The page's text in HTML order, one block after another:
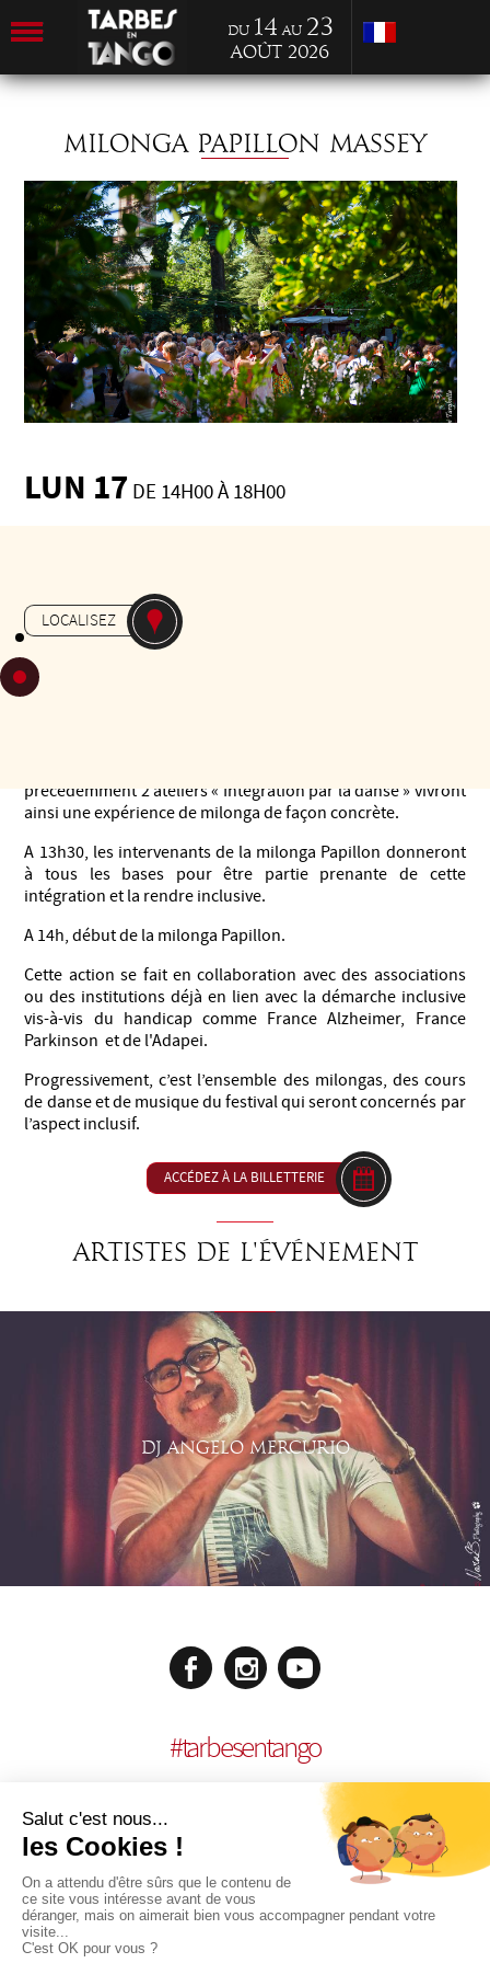
du 14 au 23
Août 2026
MILONGA PAPILLON MASSEY
LUN 17 DE 14H00 À 18H00
LOCALISEZ
Tarbes en Tango souhaite partager avec tous l’idée d’un
espace d’inclusion au sens large en invitant les personnes
précédemment 2 ateliers « Intégration par la danse » vivront
ainsi une expérience de milonga de façon concrète.
A 13h30, les intervenants de la milonga Papillon donneront
à tous les bases pour être partie prenante de cette
intégration et la rendre inclusive.
A 14h, début de la milonga Papillon.
Cette action se fait en collaboration avec des associations
ou des institutions déjà en lien avec la démarche inclusive
vis-à-vis du handicap comme France Alzheimer, France
Parkinson et de l'Adapei.
Progressivement, c’est l’ensemble des milongas, des cours
de danse et de musique du festival qui seront concernés par
l’aspect inclusif.
ACCÉDEZ À LA BILLETTERIE
Artistes de l'événement
DJ ANGELO MERCURIO
#tarbesentango